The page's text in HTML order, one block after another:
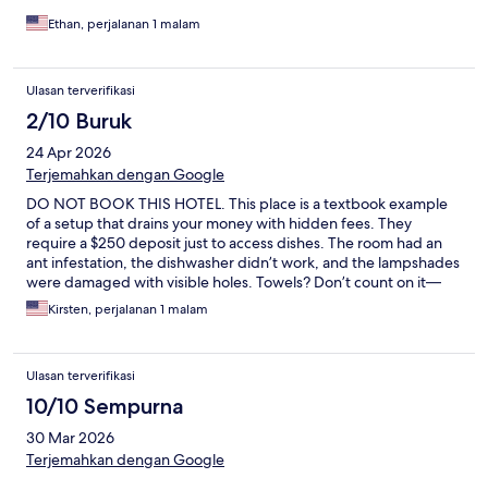
close to that.
Ethan, perjalanan 1 malam
Ulasan terverifikasi
2/10 Buruk
24 Apr 2026
Terjemahkan dengan Google
DO NOT BOOK THIS HOTEL. This place is a textbook example
of a setup that drains your money with hidden fees. They
require a $250 deposit just to access dishes. The room had an
ant infestation, the dishwasher didn’t work, and the lampshades
were damaged with visible holes. Towels? Don’t count on it—
they’re rarely available. Management appears inconsistent and
arbitrary with policies. There’s a $50 early check-in fee before 3
third-party booking. The front desk experience was also poor—
staff were unprofessional and difficult to work with. What looks
like a budget-friendly option quickly becomes expensive once
all the surprise charges are added. For the same total cost, you
could stay somewhere nearby with far better quality and
service. Breakfast is minimal—prepackaged honey buns and
Kirsten, perjalanan 1 malam
Ulasan terverifikasi
10/10 Sempurna
30 Mar 2026
Terjemahkan dengan Google